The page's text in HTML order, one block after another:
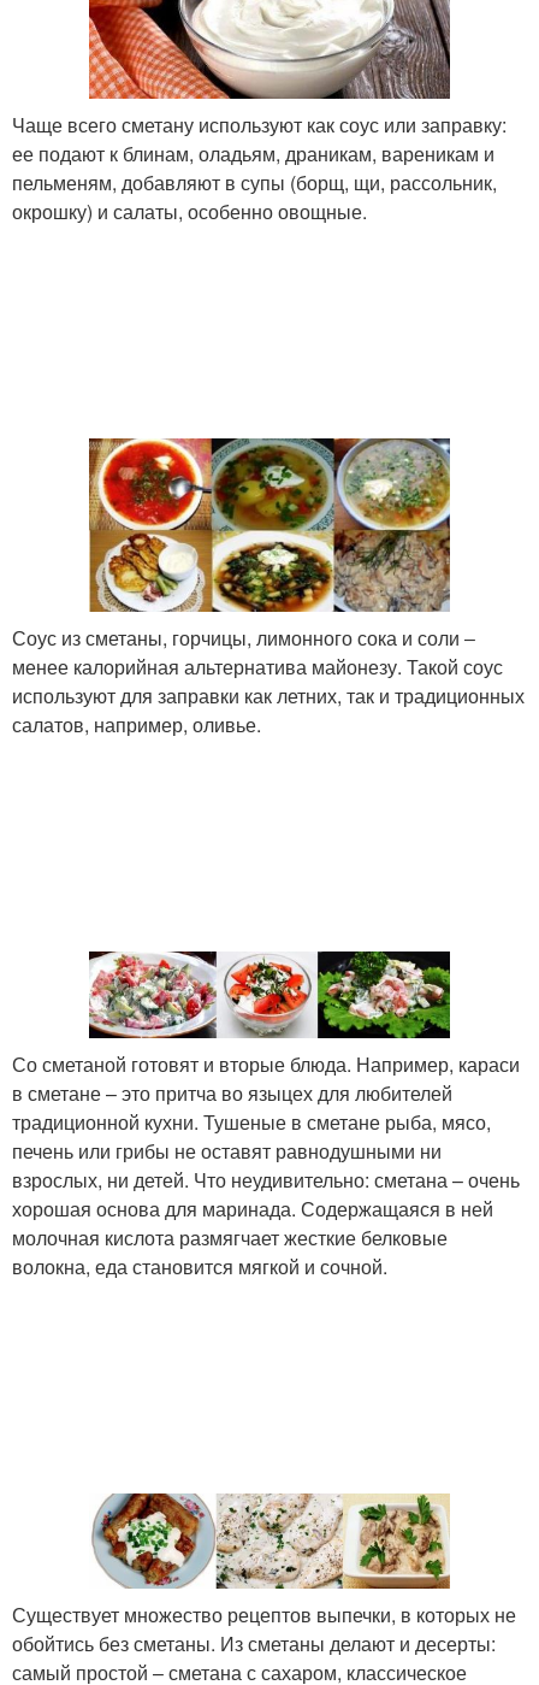
Чаще всего сметану используют как соус или заправку:
ее подают к блинам, оладьям, драникам, вареникам и
пельменям, добавляют в супы (борщ, щи, рассольник,
окрошку) и салаты, особенно овощные.
Соус из сметаны, горчицы, лимонного сока и соли ‒
менее калорийная альтернатива майонезу. Такой соус
используют для заправки как летних, так и традиционных
салатов, например, оливье.
Со сметаной готовят и вторые блюда. Например, караси
в сметане – это притча во языцех для любителей
традиционной кухни. Тушеные в сметане рыба, мясо,
печень или грибы не оставят равнодушными ни
взрослых, ни детей. Что неудивительно: сметана – очень
хорошая основа для маринада. Содержащаяся в ней
молочная кислота размягчает жесткие белковые
волокна, еда становится мягкой и сочной.
Существует множество рецептов выпечки, в которых не
обойтись без сметаны. Из сметаны делают и десерты:
самый простой – сметана с сахаром, классическое